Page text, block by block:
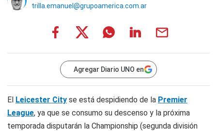
trilla.emanuel@grupoamerica.com.ar
Agregar Diario UNO en
El Leicester City se está despidiendo de la Premier
League, ya que se consumo su descenso y la próxima
temporada disputarán la Championship (segunda división